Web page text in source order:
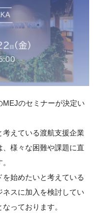
MEJのセミナーが決定い
えている渡航支援企業
様々な困難や課題に直
始めたいと考えている
スに加入を検討してい
っております。